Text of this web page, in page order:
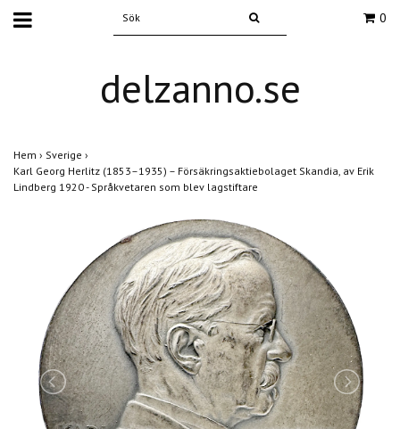
0
delzanno.se
Hem › Sverige ›
Karl Georg Herlitz (1853–1935) – Försäkringsaktiebolaget Skandia, av Erik
Lindberg 1920 - Språkvetaren som blev lagstiftare